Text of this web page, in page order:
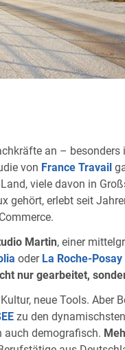
an – besonders
von France Travail
viele davon in
gehört, erlebt seit
Martin, einer
oder La Roche-Posay
nur gearbeitet,
neue Tools. Aber
zu den
demografisch.